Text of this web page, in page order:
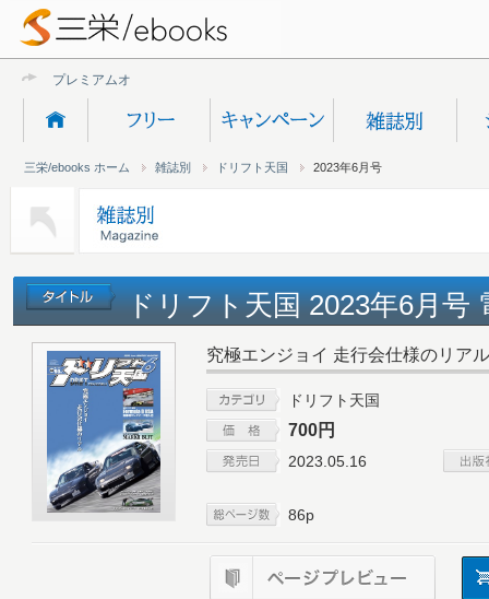
プレミアムオンライン
三栄/ebooks ホーム 雑誌別 ドリフト天国 2023年6月号
ドリフト天国 2023年6月号
究極エンジョイ 走行会仕様のリアル
ドリフト天国
700円
2023.05.16
86p